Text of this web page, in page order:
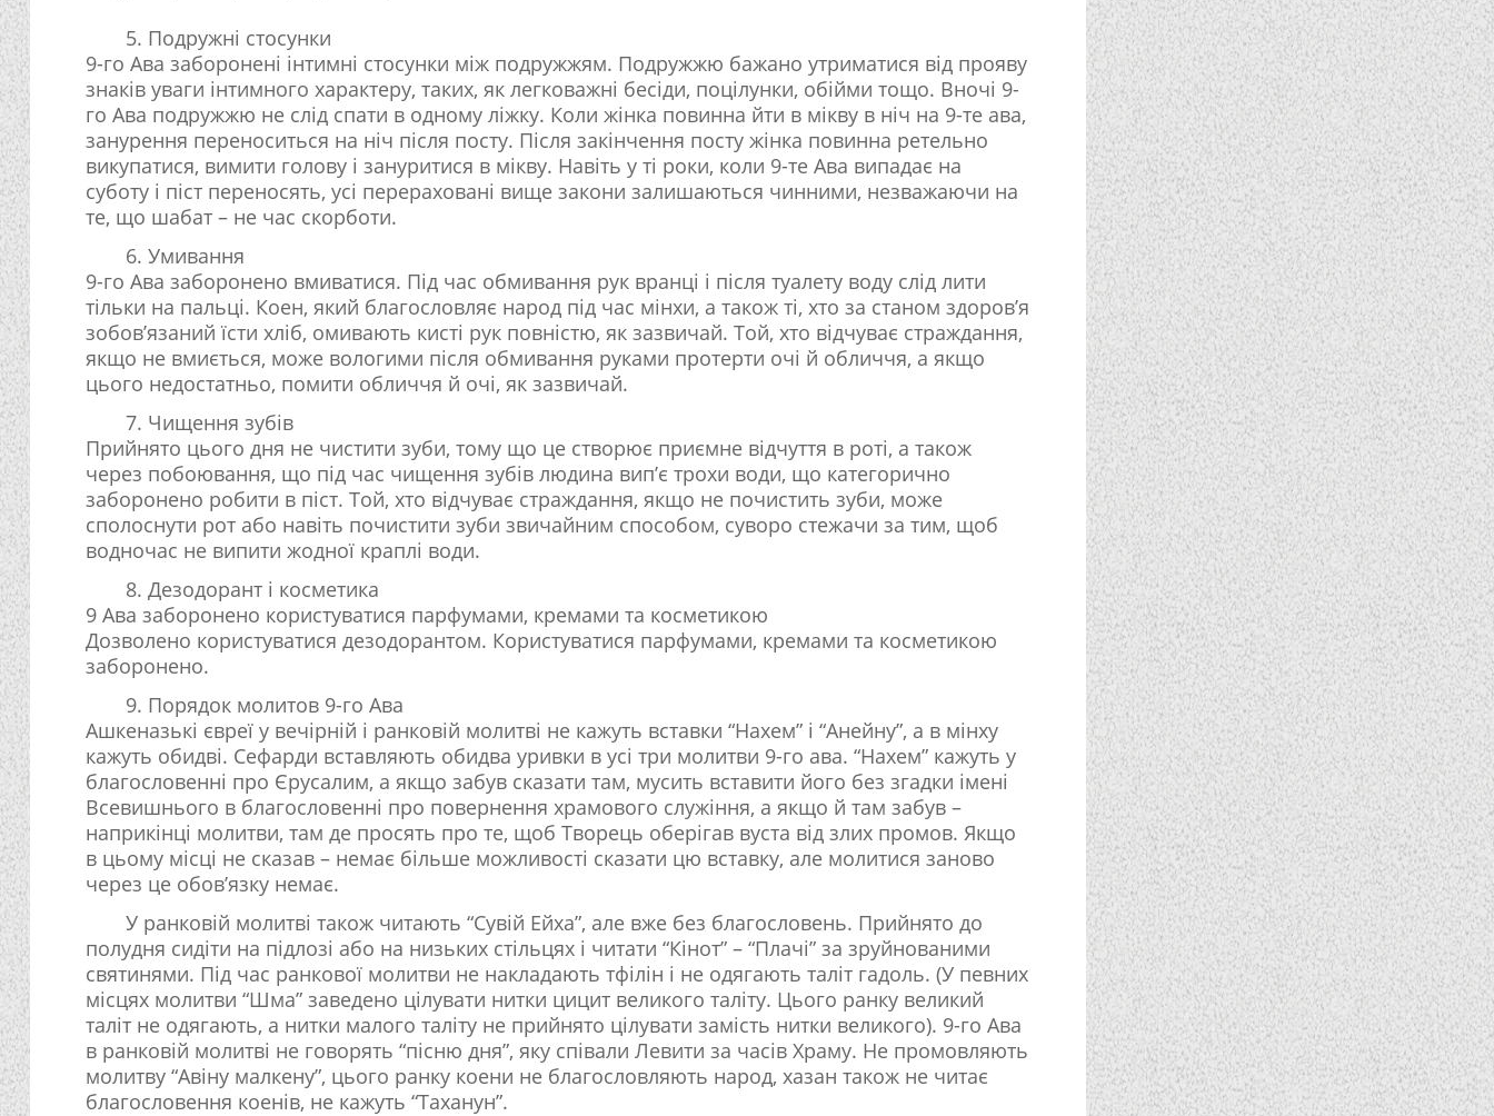
5. Подружні стосунки
9-го Ава заборонені інтимні стосунки між подружжям. Подружжю бажано утриматися від прояву
знаків уваги інтимного характеру, таких, як легковажні бесіди, поцілунки, обійми тощо. Вночі 9-
го Ава подружжю не слід спати в одному ліжку. Коли жінка повинна йти в мікву в ніч на 9-те ава,
занурення переноситься на ніч після посту. Після закінчення посту жінка повинна ретельно
викупатися, вимити голову і зануритися в мікву. Навіть у ті роки, коли 9-те Ава випадає на
суботу і піст переносять, усі перераховані вище закони залишаються чинними, незважаючи на
те, що шабат – не час скорботи.
6. Умивання
9-го Ава заборонено вмиватися. Під час обмивання рук вранці і після туалету воду слід лити
тільки на пальці. Коен, який благословляє народ під час мінхи, а також ті, хто за станом здоров’я
зобов’язаний їсти хліб, омивають кисті рук повністю, як зазвичай. Той, хто відчуває страждання,
якщо не вмиється, може вологими після обмивання руками протерти очі й обличчя, а якщо
цього недостатньо, помити обличчя й очі, як зазвичай.
7. Чищення зубів
Прийнято цього дня не чистити зуби, тому що це створює приємне відчуття в роті, а також
через побоювання, що під час чищення зубів людина вип’є трохи води, що категорично
заборонено робити в піст. Той, хто відчуває страждання, якщо не почистить зуби, може
сполоснути рот або навіть почистити зуби звичайним способом, суворо стежачи за тим, щоб
водночас не випити жодної краплі води.
8. Дезодорант і косметика
9 Ава заборонено користуватися парфумами, кремами та косметикою
Дозволено користуватися дезодорантом. Користуватися парфумами, кремами та косметикою
заборонено.
9. Порядок молитов 9-го Ава
Ашкеназькі євреї у вечірній і ранковій молитві не кажуть вставки “Нахем” і “Анейну”, а в мінху
кажуть обидві. Сефарди вставляють обидва уривки в усі три молитви 9-го ава. “Нахем” кажуть у
благословенні про Єрусалим, а якщо забув сказати там, мусить вставити його без згадки імені
Всевишнього в благословенні про повернення храмового служіння, а якщо й там забув –
наприкінці молитви, там де просять про те, щоб Творець оберігав вуста від злих промов. Якщо
в цьому місці не сказав – немає більше можливості сказати цю вставку, але молитися заново
через це обов’язку немає.
У ранковій молитві також читають “Сувій Ейха”, але вже без благословень. Прийнято до
полудня сидіти на підлозі або на низьких стільцях і читати “Кінот” – “Плачі” за зруйнованими
святинями. Під час ранкової молитви не накладають тфілін і не одягають таліт гадоль. (У певних
місцях молитви “Шма” заведено цілувати нитки цицит великого таліту. Цього ранку великий
таліт не одягають, а нитки малого таліту не прийнято цілувати замість нитки великого). 9-го Ава
в ранковій молитві не говорять “пісню дня”, яку співали Левити за часів Храму. Не промовляють
молитву “Авіну малкену”, цього ранку коени не благословляють народ, хазан також не читає
благословення коенів, не кажуть “Таханун”.